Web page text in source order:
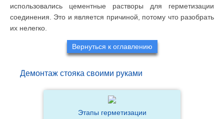
использовались цементные растворы для герметизации
соединения. Это и является причиной, потому что разобрать
их нелегко.
Вернуться к оглавлению
Демонтаж стояка своими руками
Этапы герметизации